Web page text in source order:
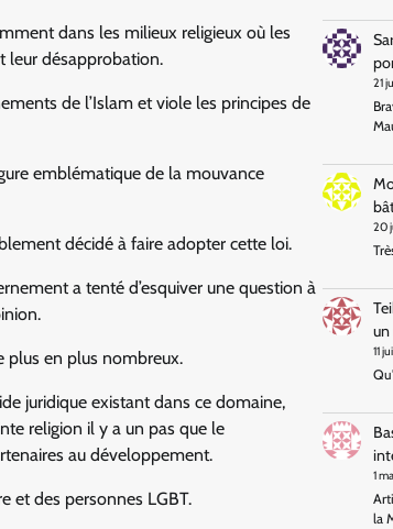
dans les milieux religieux où les
leur désapprobation.
de l’Islam et viole les principes de
emblématique de la mouvance
décidé à faire adopter cette loi.
a tenté d’esquiver une question à
plus en plus nombreux.
juridique existant dans ce domaine,
religion il y a un pas que le
au développement.
et des personnes LGBT.
21
20
11
1
la